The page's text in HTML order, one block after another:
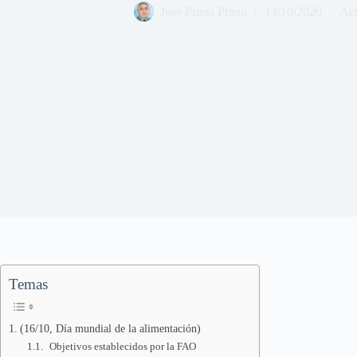
Temas
(16/10, Día mundial de la alimentación)
Objetivos establecidos por la FAO